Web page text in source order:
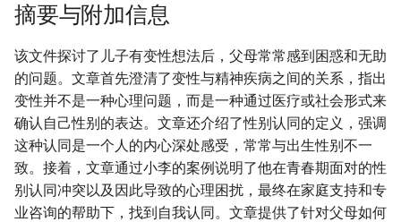
摘要与附加信息
该文件探讨了儿子有变性想法后，父母常常感到困惑和无助
的问题。文章首先澄清了变性与精神疾病之间的关系，指出
变性并不是一种心理问题，而是一种通过医疗或社会形式来
确认自己性别的表达。文章还介绍了性别认同的定义，强调
这种认同是一个人的内心深处感受，常常与出生性别不一
致。接着，文章通过小李的案例说明了他在青春期面对的性
别认同冲突以及因此导致的心理困扰，最终在家庭支持和专
业咨询的帮助下，找到自我认同。文章提供了针对父母如何